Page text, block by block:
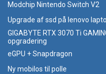
Modchip Nintendo Switch V2
Upgrade af ssd på lenovo
GIGABYTE RTX 3070 Ti
opgradering
eGPU + Snapdragon
Ny mobilos til polle